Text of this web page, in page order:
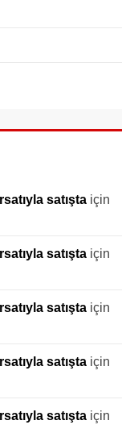
satışta için
satışta için
satışta için
satışta için
satışta için